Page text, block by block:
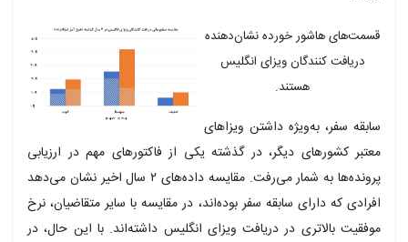
قسمت‌های هاشور خورده نشان‌دهنده
دریافت کنندگان ویزای انگلیس
هستند.
سفر، به‌ویژه داشتن ویزاهای
کشورهای دیگر، در گذشته یکی از فاکتورهای مهم در ارزیابی
پرونده‌ها به شمار می‌رفت. مقایسه داده‌های ۲ سال اخیر نشان می‌دهد
که دارای سابقه سفر بوده‌اند، در مقایسه با سایر متقاضیان، نرخ
بالاتری در دریافت ویزای انگلیس داشته‌اند. با این حال، در